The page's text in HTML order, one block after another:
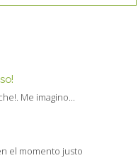
Me imagino...
el momento justo